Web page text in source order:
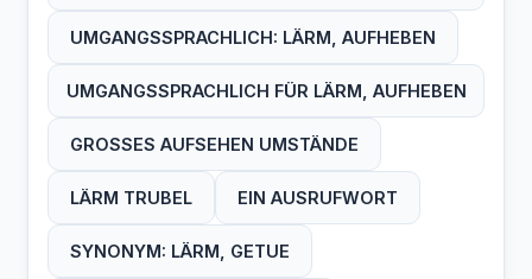
UMGANGSSPRACHLICH: LÄRM, AUFHEBEN
UMGANGSSPRACHLICH FÜR LÄRM, AUFHEBEN
GROSSES AUFSEHEN UMSTÄNDE
LÄRM TRUBEL EIN AUSRUFWORT
SYNONYM: LÄRM, GETUE